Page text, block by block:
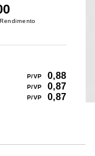
0,88
0,87
0,87